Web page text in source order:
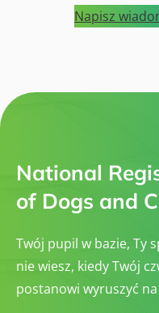
Napisz
National
of Dogs and
Twój pupil w bazie, Ty
nie wiesz, kiedy Twój
postanowi wyruszyć